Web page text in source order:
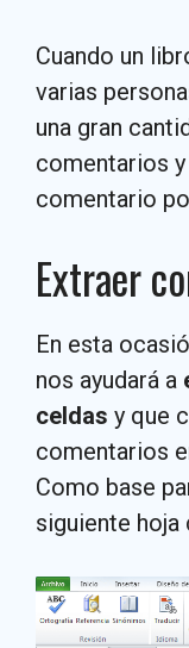
Cuando un
varias
una gran
comentarios
comentario
Extraer
En esta
nos ayudará a
celdas y que
comentarios
Como base
siguiente